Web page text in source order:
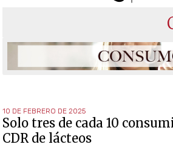
10 DE FEBRERO DE 2025
Solo tres de cada 10
CDR de lácteos